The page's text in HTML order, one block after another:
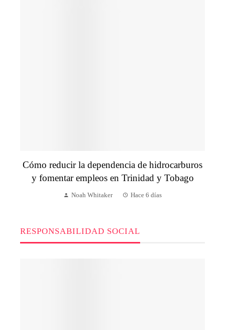
Cómo reducir la dependencia de hidrocarburos
y fomentar empleos en Trinidad y Tobago
Noah Whitaker Hace 6 días
RESPONSABILIDAD SOCIAL